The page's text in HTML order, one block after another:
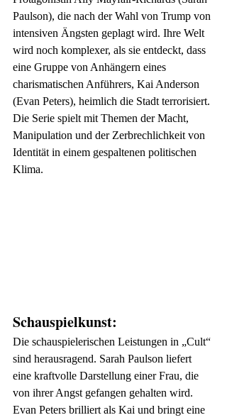
Paulson), die nach der Wahl von Trump von
intensiven Ängsten geplagt wird. Ihre Welt
wird noch komplexer, als sie entdeckt, dass
eine Gruppe von Anhängern eines
charismatischen Anführers, Kai Anderson
(Evan Peters), heimlich die Stadt terrorisiert.
Die Serie spielt mit Themen der Macht,
Manipulation und der Zerbrechlichkeit von
Identität in einem gespaltenen politischen
Klima.
Schauspielkunst:
Die schauspielerischen Leistungen in „Cult“
sind herausragend. Sarah Paulson liefert
eine kraftvolle Darstellung einer Frau, die
von ihrer Angst gefangen gehalten wird.
Evan Peters brilliert als Kai und bringt eine